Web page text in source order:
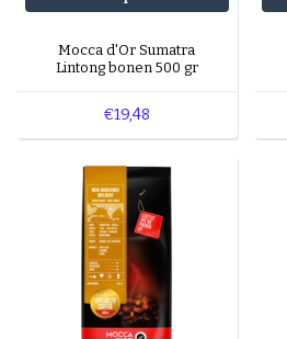
Mocca d'Or Sumatra
Lintong bonen 500 gr
€19,48